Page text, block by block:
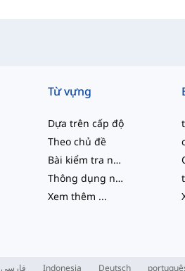
Từ vựng
Dựa trên cấp độ
Theo chủ đề
Bài kiểm tra năng lực
Thông dụng nhất
Xem thêm ...
فارسی Indonesia Deutsch